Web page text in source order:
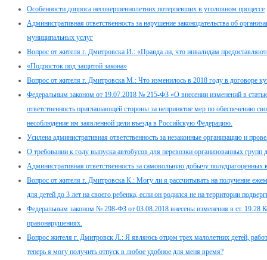
Особенности допроса несовершеннолетних потерпевших в уголовном процессе
Административная ответственность за нарушение законодательства об
муниципальных услуг
Вопрос от жителя г. Дмитровска И.: «Правда ли, что инвалидам
«Подросток под защитой закона»
Вопрос от жителя г. Дмитровска М.: Что изменилось в 2018 году в договоре
Федеральным законом от 19.07.2018 № 215-ФЗ «О внесении изменений в
ответственность приглашающей стороны за непринятие мер по обеспечению
несоблюдение им заявленной цели въезда в Российскую Федерацию.
Усилена административная ответственность за незаконные организацию и
О требовании к году выпуска автобусов для перевозки организованных групп
Административная ответственность за самовольную добычу полудрагоценных
Вопрос от жителя г. Дмитровска К.: Могу ли я рассчитывать на получение
для детей до 3 лет на своего ребенка, если он родился не на территории
Федеральным законом № 298-ФЗ от 03.08.2018 внесены изменения в ст. 19.28
правонарушениях.
Вопрос жителя г. Дмитровск Л.: Я являюсь отцом трех малолетних детей,
теперь я могу получить отпуск в любое удобное для меня время?